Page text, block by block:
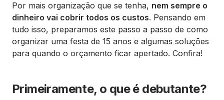
Por mais organização que se tenha, nem sempre o
dinheiro vai cobrir todos os custos. Pensando em
tudo isso, preparamos este passo a passo de como
organizar uma festa de 15 anos e algumas soluções
para quando o orçamento ficar apertado. Confira!
Primeiramente, o que é debutante?